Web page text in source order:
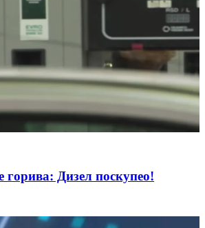
горива: Дизел поскупео!